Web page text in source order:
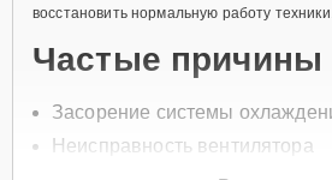
восстановить нормальную работу техники.
Частые причины
Засорение системы
Неисправность вентилятора